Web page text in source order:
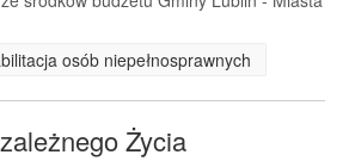
osób niepełnosprawnych
Życia